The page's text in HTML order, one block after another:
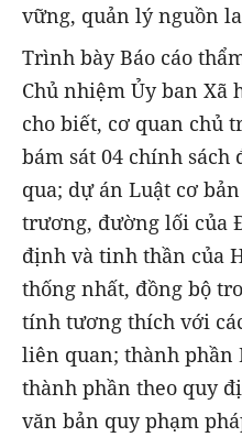
vững, quản lý nguồn
Trình bày Báo cáo
Chủ nhiệm Ủy ban Xã
cho biết, cơ quan chủ
bám sát 04 chính sách
qua; dự án Luật cơ
trương, đường lối của
định và tinh thần của
thống nhất, đồng bộ
tính tương thích với
liên quan; thành phần
thành phần theo quy
văn bản quy phạm